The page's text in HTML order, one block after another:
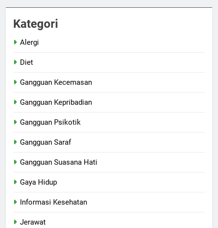
Kategori
Alergi
Diet
Gangguan Kecemasan
Gangguan Kepribadian
Gangguan Psikotik
Gangguan Saraf
Gangguan Suasana Hati
Gaya Hidup
Informasi Kesehatan
Jerawat